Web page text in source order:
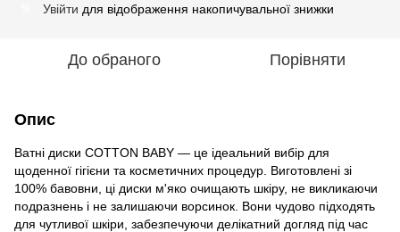
Увійти для відображення накопичувальної знижки
До обраного Порівняти
Опис
Ватні диски COTTON BABY — це ідеальний вибір для
щоденної гігієни та косметичних процедур. Виготовлені зі
100% бавовни, ці диски м'яко очищають шкіру, не викликаючи
подразнень і не залишаючи ворсинок. Вони чудово підходять
для чутливої шкіри, забезпечуючи делікатний догляд під час